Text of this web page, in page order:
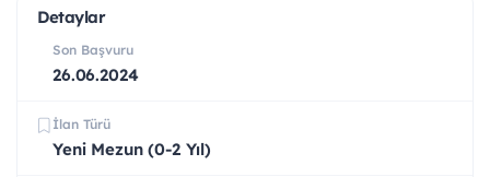
Detaylar
Son Başvuru
26.06.2024
İlan Türü
Yeni Mezun (0-2 Yıl)